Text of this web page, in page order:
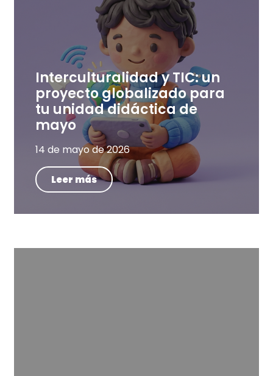
Interculturalidad y TIC: un
proyecto globalizado para
tu unidad didáctica de
mayo
14 de mayo de 2026
Leer más